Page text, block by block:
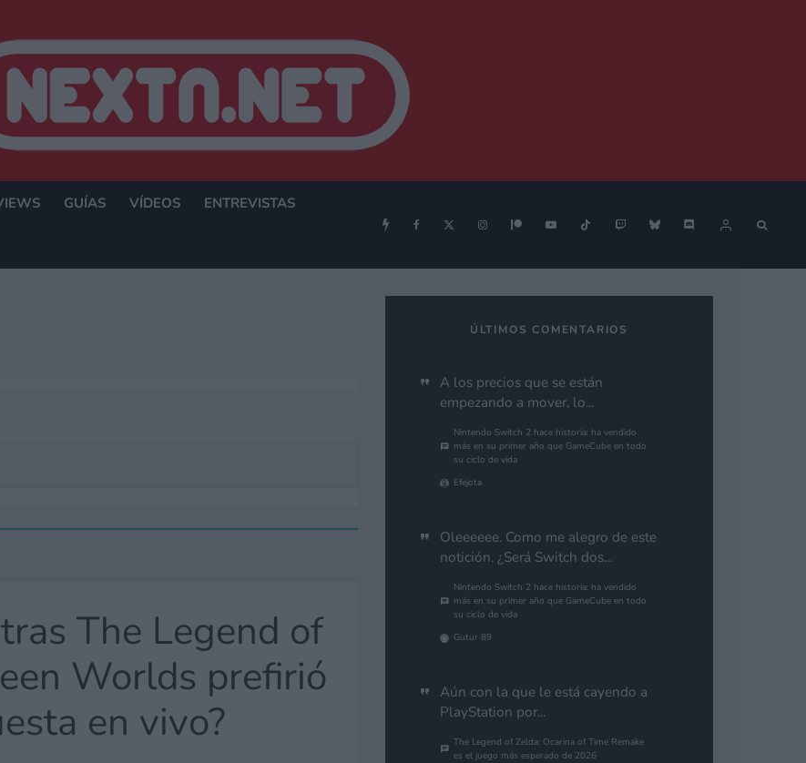
GUÍAS VÍDEOS ENTREVISTAS
The Legend of
Worlds prefirió
en vivo?
ÚLTIMOS COMENTARIOS
A los precios que se están
empezando a mover, lo...
Nintendo Switch 2 hace historia: ha vendido
más en su primer año que GameCube en todo
su ciclo de vida
Efejota
Oleeeeee. Como me alegro de este
notición. ¿Será Switch dos...
Nintendo Switch 2 hace historia: ha vendido
más en su primer año que GameCube en todo
su ciclo de vida
Gutur 89
Aún con la que le está cayendo a
PlayStation por...
The Legend of Zelda: Ocarina of Time Remake
es el juego más esperado de 2026